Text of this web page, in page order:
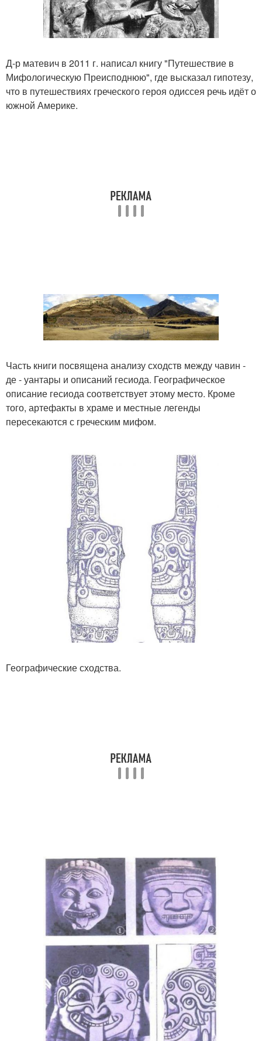
Д-р матевич в 2011 г. написал книгу "Путешествие в
Мифологическую Преисподнюю", где высказал гипотезу,
что в путешествиях греческого героя одиссея речь идёт о
южной Америке.
Часть книги посвящена анализу сходств между чавин -
де - уантары и описаний гесиода. Географическое
описание гесиода соответствует этому место. Кроме
того, артефакты в храме и местные легенды
пересекаются с греческим мифом.
Географические сходства.